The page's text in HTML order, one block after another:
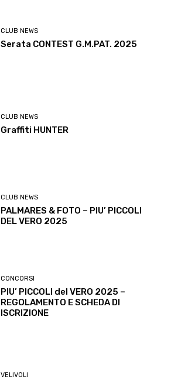
CLUB NEWS
Serata CONTEST G.M.PAT. 2025
CLUB NEWS
Graffiti HUNTER
CLUB NEWS
PALMARES & FOTO – PIU’ PICCOLI
DEL VERO 2025
CONCORSI
PIU’ PICCOLI del VERO 2025 –
REGOLAMENTO E SCHEDA DI
ISCRIZIONE
VELIVOLI